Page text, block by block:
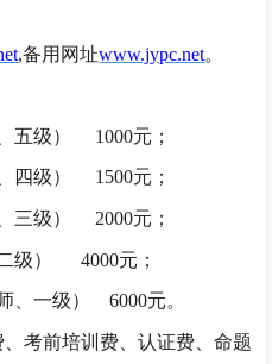
,备用网址www.jypc.net。
五级） 1000元；
四级） 1500元；
三级） 2000元；
级） 4000元；
、一级） 6000元。
考前培训费、认证费、命题